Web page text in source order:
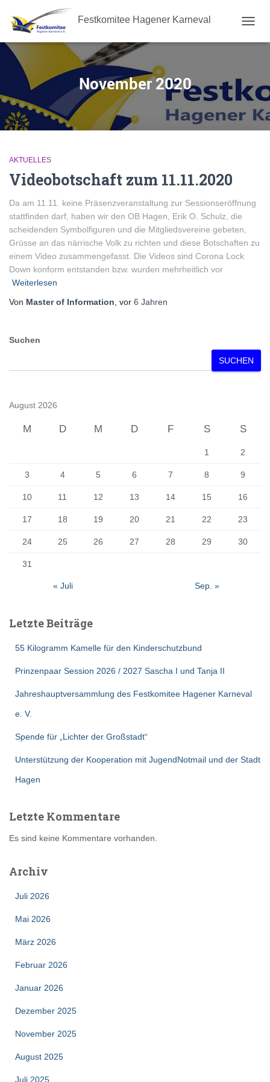
Festkomitee Hagener Karneval
November 2020
AKTUELLES
Videobotschaft zum 11.11.2020
Da am 11.11. keine Präsenzveranstaltung zur Sessionseröffnung
stattfinden darf, haben wir den OB Hagen, Erik O. Schulz, die
scheidenden Symbolfiguren und die Mitgliedsvereine gebeten,
Grüsse an das närrische Volk zu richten und diese Botschaften zu
einem Video zusammengefasst. Die Videos sind Corona Lock
Down konform entstanden bzw. wurden mehrheitlich vor
Weiterlesen
Von Master of Information , vor 6 Jahren
Suchen
SUCHEN
August 2026
M D M D F S S
1 2
3 4 5 6 7 8 9
10 11 12 13 14 15 16
17 18 19 20 21 22 23
24 25 26 27 28 29 30
31
« Juli Sep. »
Letzte Beiträge
55 Kilogramm Kamelle für den Kinderschutzbund
Prinzenpaar Session 2026 / 2027 Sascha I und Tanja II
Jahreshauptversammlung des Festkomitee Hagener Karneval
e. V.
Spende für „Lichter der Großstadt“
Unterstützung der Kooperation mit JugendNotmail und der Stadt
Hagen
Letzte Kommentare
Es sind keine Kommentare vorhanden.
Archiv
Juli 2026
Mai 2026
März 2026
Februar 2026
Januar 2026
Dezember 2025
November 2025
August 2025
Juli 2025